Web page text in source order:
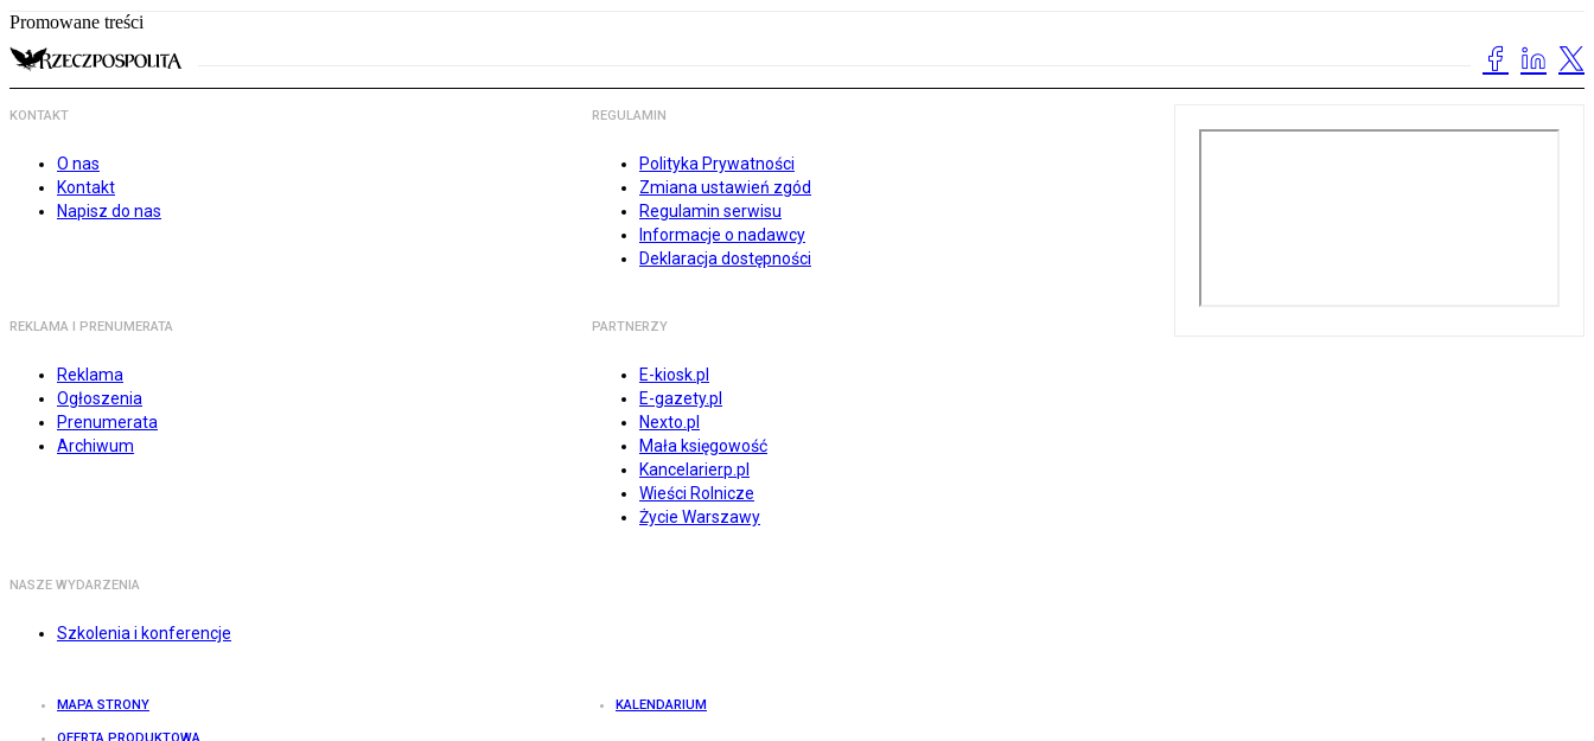
Promowane treści
KONTAKT
O nas
Kontakt
Napisz do nas
REGULAMIN
Polityka Prywatności
Zmiana ustawień zgód
Regulamin serwisu
Informacje o nadawcy
Deklaracja dostępności
REKLAMA I PRENUMERATA
Reklama
Ogłoszenia
Prenumerata
Archiwum
PARTNERZY
E-kiosk.pl
E-gazety.pl
Nexto.pl
Mała księgowość
Kancelarierp.pl
Wieści Rolnicze
Życie Warszawy
NASZE WYDARZENIA
Szkolenia i konferencje
MAPA STRONY KALENDARIUM